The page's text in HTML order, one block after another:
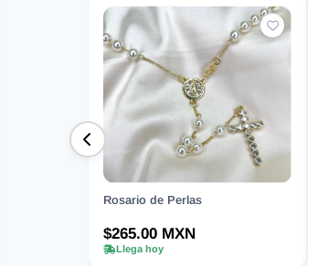
Rosario de Perlas
$265.00 MXN
Llega hoy